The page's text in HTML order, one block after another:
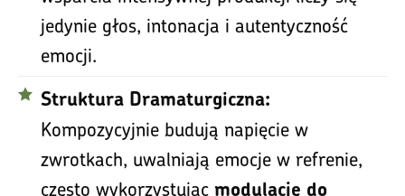
jedynie głos, intonacja i autentyczność
emocji.
Struktura Dramaturgiczna:
Kompozycyjnie budują napięcie w
zwrotkach, uwalniają emocje w refrenie,
często wykorzystując modulację do